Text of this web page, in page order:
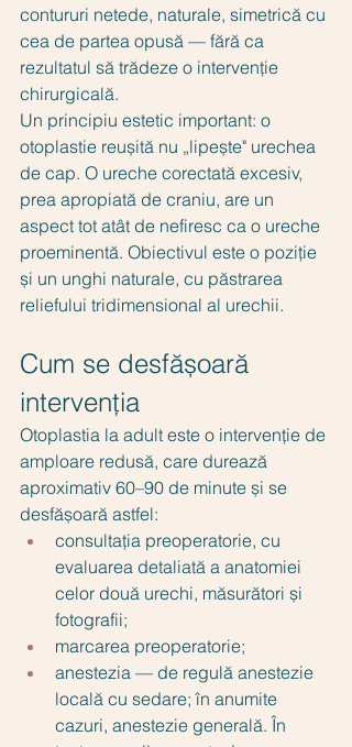
contururi netede, naturale, simetrică cu
cea de partea opusă — fără ca
rezultatul să trădeze o intervenție
chirurgicală.
Un principiu estetic important: o
otoplastie reușită nu „lipește" urechea
de cap. O ureche corectată excesiv,
prea apropiată de craniu, are un
aspect tot atât de nefiresc ca o ureche
proeminentă. Obiectivul este o poziție
și un unghi naturale, cu păstrarea
reliefului tridimensional al urechii.
Cum se desfășoară
intervenția
Otoplastia la adult este o intervenție de
amploare redusă, care durează
aproximativ 60–90 de minute și se
desfășoară astfel:
consultația preoperatorie, cu
evaluarea detaliată a anatomiei
celor două urechi, măsurători și
fotografii;
marcarea preoperatorie;
anestezia — de regulă anestezie
locală cu sedare; în anumite
cazuri, anestezie generală. În